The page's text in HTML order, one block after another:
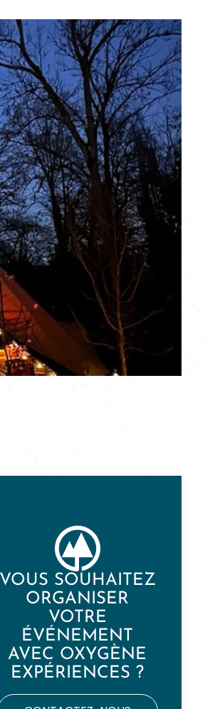
VOUS SOUHAITEZ
ORGANISER
VOTRE
ÉVÉNEMENT
AVEC OXYGÈNE
EXPÉRIENCES ?